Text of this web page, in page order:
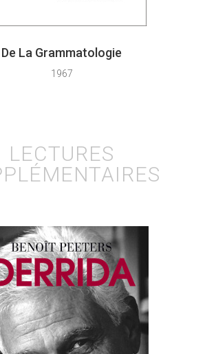
De La Grammatologie
1967
LECTURES